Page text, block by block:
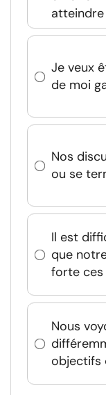
atteindre
Je veux
de moi
Nos
ou se
Il est
que
forte ces
Nous
objectifs